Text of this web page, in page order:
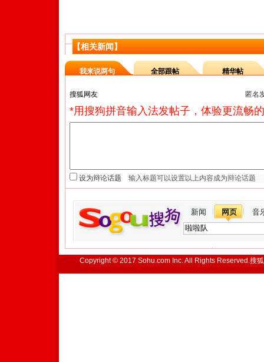
【相关新闻】
我来说两句 全部跟帖 精华帖
匿名
*用搜狗拼音输入法发帖子，体验更流畅
设为辩论话题
新闻 网页 音
Copyright © 2017 Sohu.com Inc. All Rights Reserved.搜